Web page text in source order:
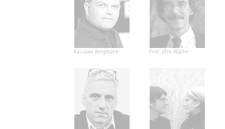
Kai-Uwe Bergmann Prof. Jörn Walter